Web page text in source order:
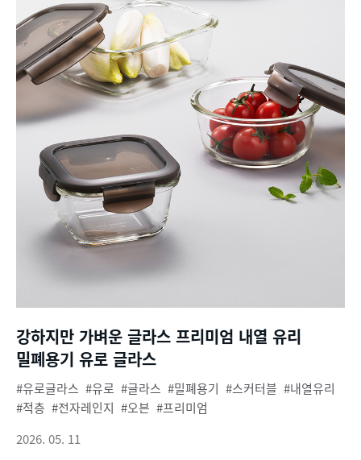
강하지만 가벼운 글라스 프리미엄 내열 유리
밀폐용기 유로 글라스
유로글라스 유로 글라스 밀폐용기 스커터블
내열유리
적층
전자레인지 오븐
프리미엄
2026. 05. 11